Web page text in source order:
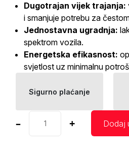
Dugotrajan vijek trajanja:
i smanjuje potrebu za
Jednostavna ugradnja:
spektrom vozila.
Energetska efikasnost:
svjetlost uz minimalnu
Sigurno plaćanje
– Halogena
auto
+ Dodaj